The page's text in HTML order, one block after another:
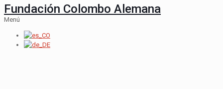
Fundación Colombo Alemana
Menú